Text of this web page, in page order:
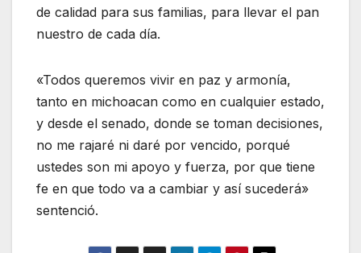
de calidad para sus familias, para llevar el pan
nuestro de cada día.
«Todos queremos vivir en paz y armonía,
tanto en michoacan como en cualquier estado,
y desde el senado, donde se toman decisiones,
no me rajaré ni daré por vencido, porqué
ustedes son mi apoyo y fuerza, por que tiene
fe en que todo va a cambiar y así sucederá»
sentenció.